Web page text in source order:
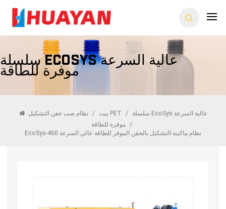
سلسلة EcoSys عالية السرعة
موفرة للطاقة
بيت / نظام صب حقن التشكيل PET /
سلسلة EcoSys عالية السرعة
موفرة للطاقة
/
EcoSys-400 نظام ماكينة التشكيل بالحقن الموفر للطاقة عالي السرعة